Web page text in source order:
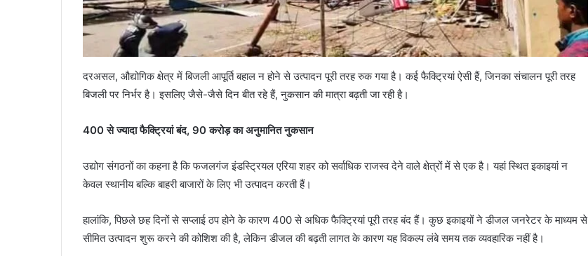
दरअसल, औद्योगिक क्षेत्र में बिजली आपूर्ति बहाल न होने से उत्पादन पूरी तरह रुक गया है। कई फैक्ट्रियां ऐसी हैं, जिनका संचालन पूरी तरह
बिजली पर निर्भर है। इसलिए जैसे-जैसे दिन बीत रहे हैं, नुकसान की मात्रा बढ़ती जा रही है।
400 से ज्यादा फैक्ट्रियां बंद, 90 करोड़ का अनुमानित नुकसान
उद्योग संगठनों का कहना है कि फजलगंज इंडस्ट्रियल एरिया शहर को सर्वाधिक राजस्व देने वाले क्षेत्रों में से एक है। यहां स्थित इकाइयां न
केवल स्थानीय बल्कि बाहरी बाजारों के लिए भी उत्पादन करती हैं।
हालांकि, पिछले छह दिनों से सप्लाई ठप होने के कारण 400 से अधिक फैक्ट्रियां पूरी तरह बंद हैं। कुछ इकाइयों ने डीजल जनरेटर के माध्यम से
सीमित उत्पादन शुरू करने की कोशिश की है, लेकिन डीजल की बढ़ती लागत के कारण यह विकल्प लंबे समय तक व्यवहारिक नहीं है।